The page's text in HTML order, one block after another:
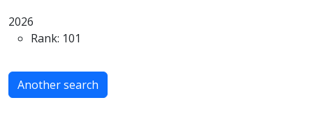
2026
Rank: 101
Another search